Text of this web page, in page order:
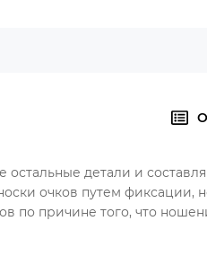
остальные детали и
очков путем фиксации,
по причине того, что